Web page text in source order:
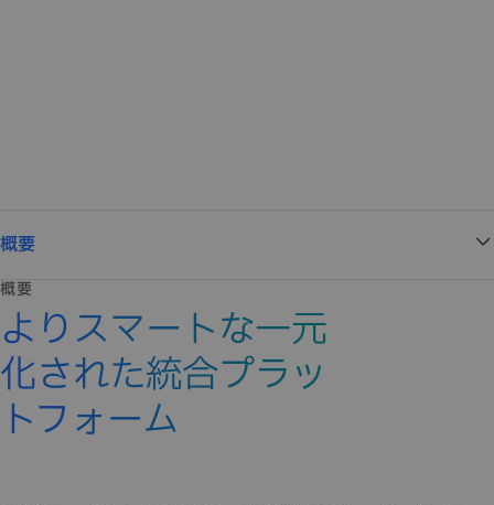
概要
概要
よりスマートな一元
化された統合プラッ
トフォーム